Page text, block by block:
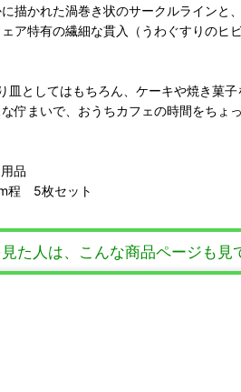
描かれた渦巻き状のサークルライン
ア特有の繊細な貫入（うわぐすりの
皿としてはもちろん、ケーキや焼き菓
佇まいで、おうちカフェの時間をちょ
品
程 5枚セット
た人は、こんな商品ページも見